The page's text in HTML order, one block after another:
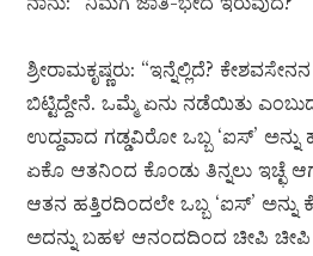
ಶ್ರೀರಾಮಕೃಷ್ಣರು: “ಇನ್ನೆಲ್ಲಿದೆ?
ಬಿಟ್ಟಿದ್ದೇನೆ. ಒಮ್ಮೆ ಏನು ನಡೆಯಿತು
ಉದ್ದವಾದ ಗಡ್ಡವಿರೋ ಒಬ್ಬ ‘ಐಸ್’
ಏಕೊ ಆತನಿಂದ ಕೊಂಡು ತಿನ್ನಲು ಇಚ್ಛೆ
ಆತನ ಹತ್ತಿರದಿಂದಲೇ ಒಬ್ಬ ‘ಐಸ್’ ಅನ್ನು
ಅದನ್ನು ಬಹಳ ಆನಂದದಿಂದ ಚೀಪಿ ಚೀಪಿ